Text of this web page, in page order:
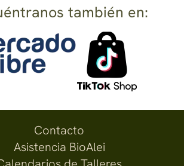
también en:
Contacto
Asistencia BioAlei